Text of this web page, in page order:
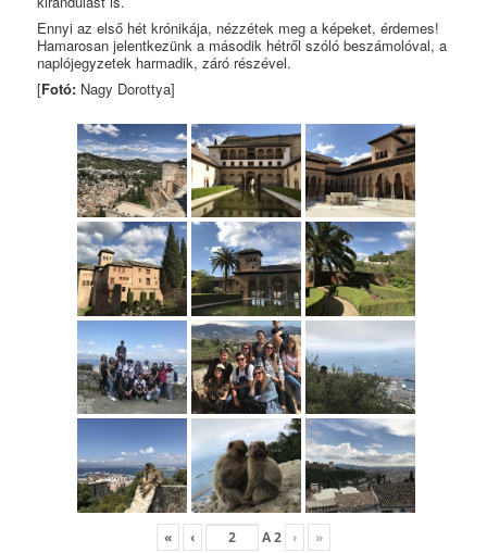
Ennyi az első hét krónikája, nézzétek meg a képeket, érdemes!
Hamarosan jelentkezünk a második hétről szóló beszámolóval, a
naplójegyzetek harmadik, záró részével.
[Fotó: Nagy Dorottya]
« ‹ A2 › »